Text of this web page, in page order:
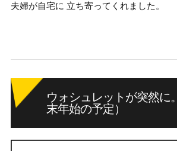
夫婦が自宅に 立ち寄ってくれました。
ウォシュレットが突然に
末年始の予定）